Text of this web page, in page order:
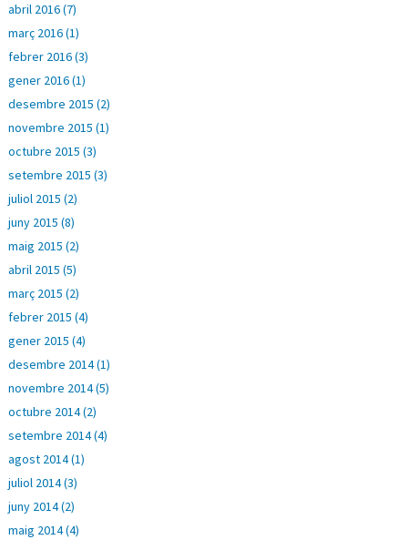
abril 2016 (7)
març 2016 (1)
febrer 2016 (3)
gener 2016 (1)
desembre 2015 (2)
novembre 2015 (1)
octubre 2015 (3)
setembre 2015 (3)
juliol 2015 (2)
juny 2015 (8)
maig 2015 (2)
abril 2015 (5)
març 2015 (2)
febrer 2015 (4)
gener 2015 (4)
desembre 2014 (1)
novembre 2014 (5)
octubre 2014 (2)
setembre 2014 (4)
agost 2014 (1)
juliol 2014 (3)
juny 2014 (2)
maig 2014 (4)